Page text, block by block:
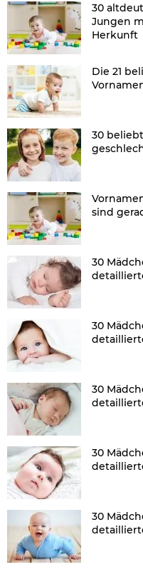
30
Jungen
Herkunft
Die 21
30
sind
30
30
30
30
30